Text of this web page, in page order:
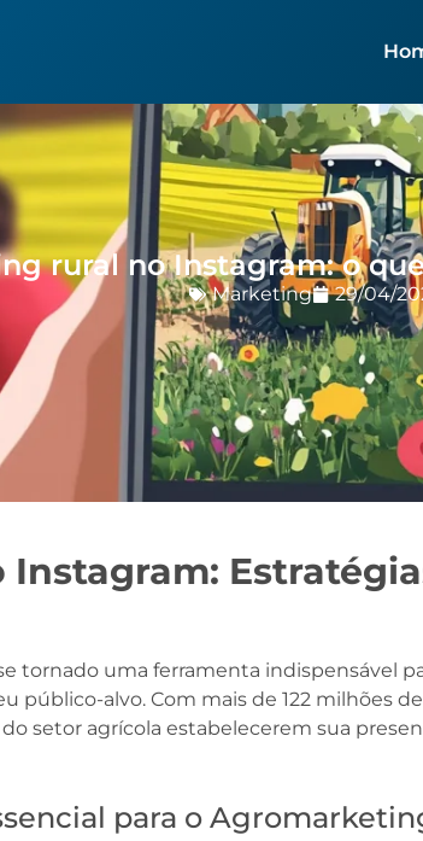
rural no Instagram: o
Marketing 29/04/
tornado uma ferramenta indispensável
público-alvo. Com mais de 122 milhões
setor agrícola estabelecerem sua
para o